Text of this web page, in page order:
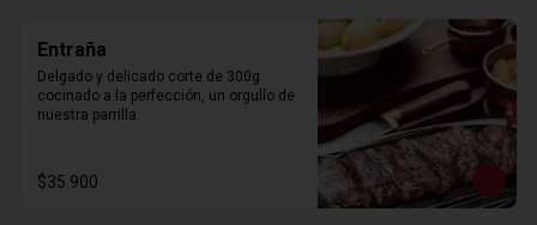
Entraña
Delgado y delicado corte de 300g
cocinado a la perfección, un orgullo de
nuestra parrilla.
$35.900